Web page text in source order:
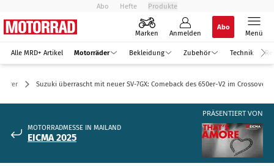
Abo Hefte Produkte
Marken Anmelden
Abo
Menü
Alle MRD+ Artikel Motorräder Bekleidung Zubehör Technik
Suzuki überrascht mit neuer SV-7GX: Comeback des 650er-V2 im Crossover
MOTORRADMESSE IN MAILAND
EICMA 2025
PRÄSENTIERT VON